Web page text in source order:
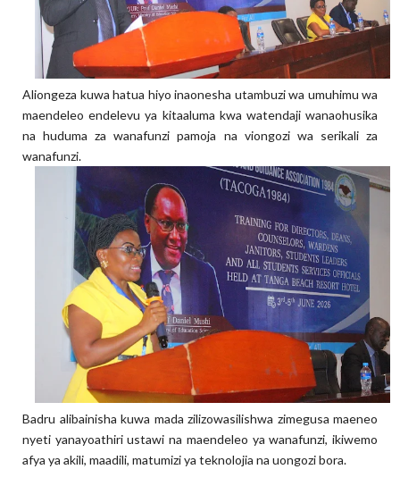
Aliongeza kuwa hatua hiyo inaonesha utambuzi wa umuhimu wa
maendeleo endelevu ya kitaaluma kwa watendaji wanaohusika
na huduma za wanafunzi pamoja na viongozi wa serikali za
wanafunzi.
Badru alibainisha kuwa mada zilizowasilishwa zimegusa maeneo
nyeti yanayoathiri ustawi na maendeleo ya wanafunzi, ikiwemo
afya ya akili, maadili, matumizi ya teknolojia na uongozi bora.